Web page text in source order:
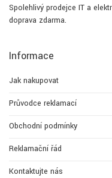
Spolehlivý prodejce IT a
doprava zdarma.
Informace
Jak nakupovat
Průvodce reklamací
Obchodní podmínky
Reklamační řád
Kontaktujte nás